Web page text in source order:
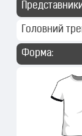
Головний
Форма: